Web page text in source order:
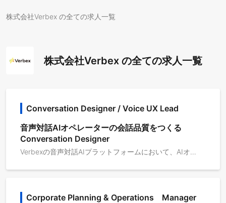
株式会社Verbex の全ての求人一覧
株式会社Verbex の全ての求人一覧
Conversation Designer / Voice UX Lead
音声対話AIオペレーターの会話品質をつくる
Conversation Designer
Verbexの音声対話AIプラットフォームにおいて、AIオペレーターの会話体験を設計・改善し、顧客の業務現場で自然に機能する音声対話をつくるポジションです。Verbexは、コールセンター、通販受注、代表電話、予約受付、ホテルフロント、自治体窓口など、これまで人が電話で対応してきた業務を、AIが自然な音声対話で支援・自動化するプロダクトです。Conversation Designer / Voice UX Leadは、単に会話文を作成する役割ではありません。顧客の業務フロー、電話対応の現場、FAQ、オペレーション、エスカレーションルールを理解し、AIがどのように聞き、答え、確認し、聞き返し、人間に引き継ぐべきかを設計します。音声対話AIでは、テキストチャット以上に、発話のタイミング、聞き返し方、確認の粒度、沈黙への対応、割り込みへの反応、曖昧な回答の扱い、感情的な顧客への対応が重要になります。 このポジションでは、実際の通話ログや顧客フィードバックをもとに、AIオペレーターの会話品質を継続的に改善し、応答率・自動対応率・完了率・顧客満足度の向上を目指します。また、個別案件ごとの会話設計にとどまらず、業界別・ユースケース別の会話テンプレート、改善パターン、ベストプラクティスを蓄積し、Verbexの導入品質を標準化していくことも期待しています。主な業務内容・顧客の電話業務、問い合わせ業務、受付業務の理解 ・AIオペレーターが対応する業務範囲の整理 ・会話フロー、ヒアリング項目、確認項目、聞き返し条件の設計 ・FAQ、業務ルール、トークスクリプト、ナレッジの構造化 ・人間オペレーターへのエスカレーション条件・引き継ぎ内容の設計 ・顧客の発話パターン、曖昧表現、言い直し、沈黙、割り込みへの対応設計 ・通話ログや会話結果をもとにした失敗パターンの分析 ・プロンプト、会話フロー、FAQ、ナレッジ、運用ルールの改善 ・Customer Success、Solutions Engineer、Sales、開発チームとの連携 ・PoCや本番運用における会話品質の改善提案 ・業界別・ユースケース別の会話設計テンプレート、ベストプラクティスの作成 ・日本語音声対話における自然さ、信頼感、業務完了率を高めるための継続的な改善
Corporate Planning & Operations　Manager